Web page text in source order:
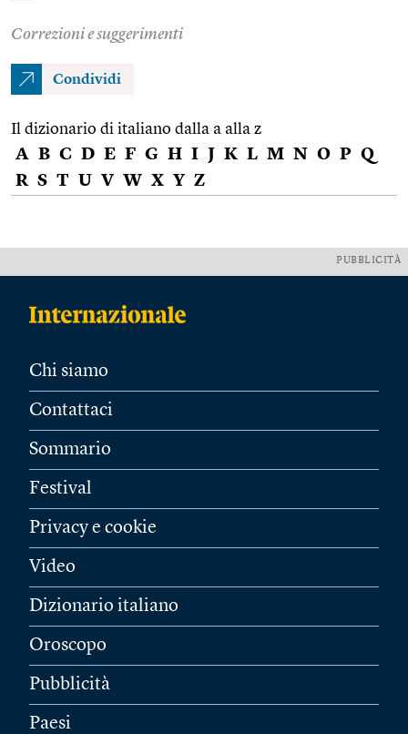
Correzioni e suggerimenti
Condividi
Il dizionario di italiano dalla a alla z
A B C D E F G H I J K L M N O P Q
R S T U V W X Y Z
PUBBLICITÀ
Chi siamo
Contattaci
Sommario
Festival
Privacy e cookie
Video
Dizionario italiano
Oroscopo
Pubblicità
Paesi